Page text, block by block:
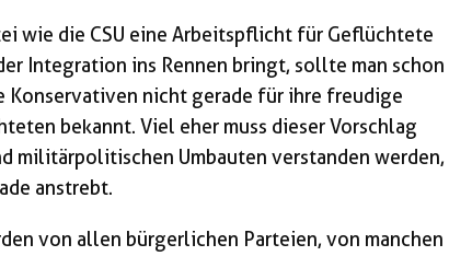
wie die CSU eine Arbeitspflicht für Geflüchtete
Integration ins Rennen bringt, sollte man schon
Konservativen nicht gerade für ihre freudige
bekannt. Viel eher muss dieser Vorschlag
militärpolitischen Umbauten verstanden werden,
anstrebt.
von allen bürgerlichen Parteien, von manchen